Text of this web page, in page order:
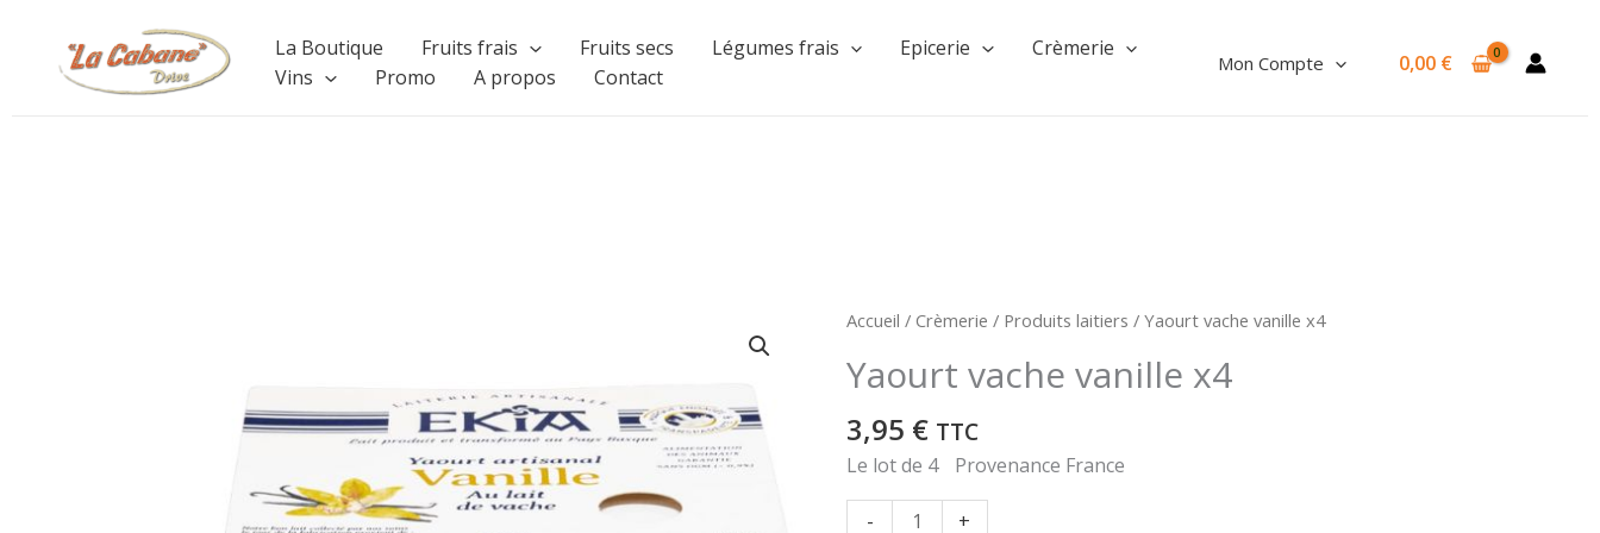
contenu
La Boutique Fruits frais Fruits secs Légumes frais Epicerie
Crèmerie
Vins
Promo A propos Contact
Mon Compte 0,00 €
Accueil / Crèmerie / Produits laitiers / Yaourt vache vanille x4
Yaourt vache vanille x4
3,95 € TTC
Le lot de 4 Provenance France
-
quantité
+